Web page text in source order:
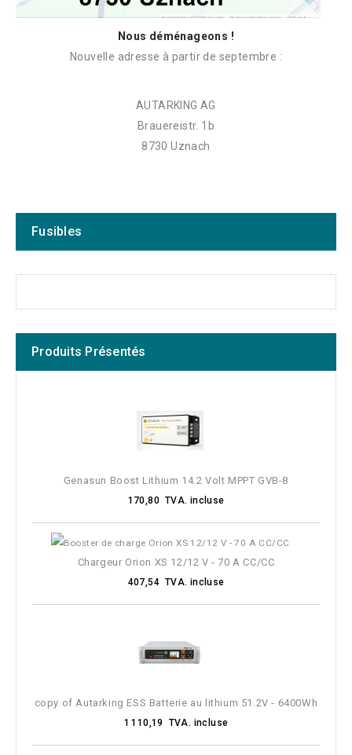
Nous déménageons !
Nouvelle adresse à partir de septembre :
AUTARKING AG
Brauereistr. 1b
8730 Uznach
Fusibles
Produits Présentés
Genasun Boost Lithium 14.2 Volt MPPT GVB-8
170,80 TVA. incluse
Chargeur Orion XS 12/12 V - 70 A CC/CC
407,54 TVA. incluse
copy of Autarking ESS Batterie au lithium 51.2V - 6400Wh
1 110,19 TVA. incluse